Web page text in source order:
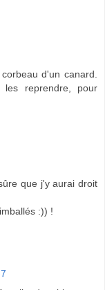
d'un canard.
reprendre, pour
que j'y aurai droit
:)) !